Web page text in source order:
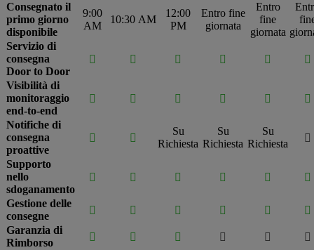
Consegnato il
primo giorno
disponibile
9:00
AM
10:30 AM
12:00
PM
Entro fine
giornata
Entro
fine
giornata
Servizio di
consegna
Door to Door
     
Visibilità di
monitoraggio
end-to-end
     
Notifiche di
consegna
proattive
 
Su
Richiesta
Su
Richiesta
Su
Richiesta

Supporto
nello
sdoganamento
     
Gestione delle
consegne
    

Garanzia di
Rimborso
     